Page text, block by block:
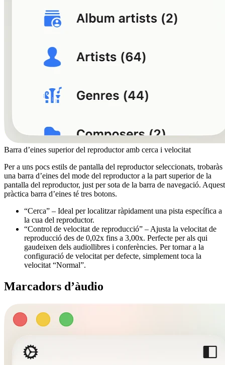
Barra d’eines superior del reproductor amb cerca i velocitat
Per a uns pocs estils de pantalla del reproductor seleccionats, trobaràs
una barra d’eines del mode del reproductor a la part superior de la
pantalla del reproductor, just per sota de la barra de navegació.
pràctica barra d’eines té tres botons.
“Cerca” – Ideal per localitzar ràpidament una pista específica a
la cua del reproductor.
“Control de velocitat de reproducció” – Ajusta la velocitat de
reproducció des de 0,02x fins a 3,00x. Perfecte per als qui
gaudeixen dels audiollibres i conferències. Per tornar a la
configuració de velocitat per defecte, simplement toca la
velocitat “Normal”.
Marcadors d’àudio